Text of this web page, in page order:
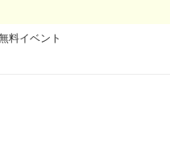
料イベント